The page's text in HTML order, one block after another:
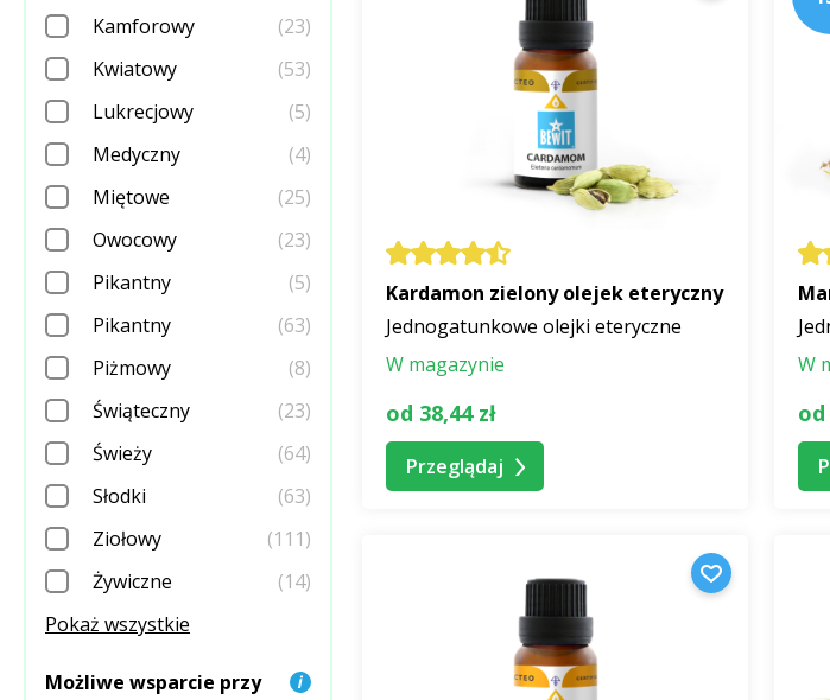
Kamforowy
(23)
Kwiatowy
(53)
Lukrecjowy
(5)
Medyczny
(4)
Miętowe
(25)
Owocowy
(23)
Pikantny
(5)
Pikantny
(63)
Piżmowy
(8)
Świąteczny
(23)
Świeży
(64)
Słodki
(63)
Ziołowy
(111)
Żywiczne
(14)
Pokaż wszystkie
Możliwe wsparcie przy
Kardamon zielony olejek eteryczny
Jednogatunkowe olejki eteryczne
W magazynie
od 38,44 zł
Przeglądaj
W
od